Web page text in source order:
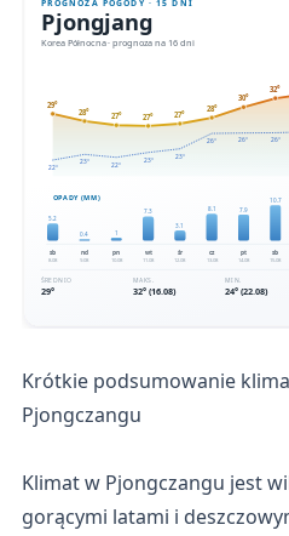
Krótkie podsumowanie
Pjongczangu
Klimat w Pjongczangu jest
gorącymi latami i